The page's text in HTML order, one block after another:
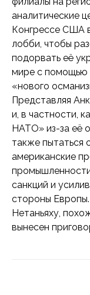
аналитические
Конгрессе США
лобби, чтобы
подорвать её
мире с помощью
«нового
Представляя
и, в частности,
НАТО» из-за её
также пытаться
американские
санкций и
стороны
Нетаньяху,
вынесен